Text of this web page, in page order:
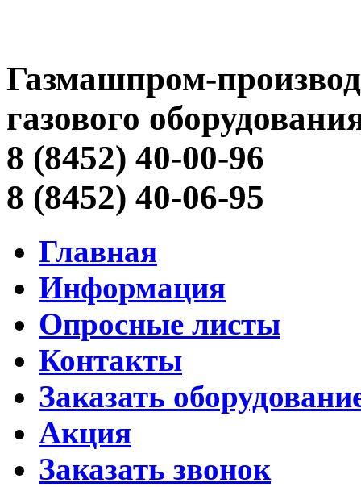
Газмашпром-
газового
8 (8452) 40-00-96
8 (8452) 40-06-95
Главная
Информация
Опросные листы
Контакты
Заказать
Акция
Заказать звонок